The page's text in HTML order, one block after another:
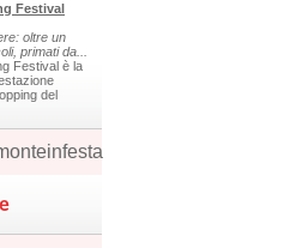
Festival
oltre un
primati da...
Festival è la
del